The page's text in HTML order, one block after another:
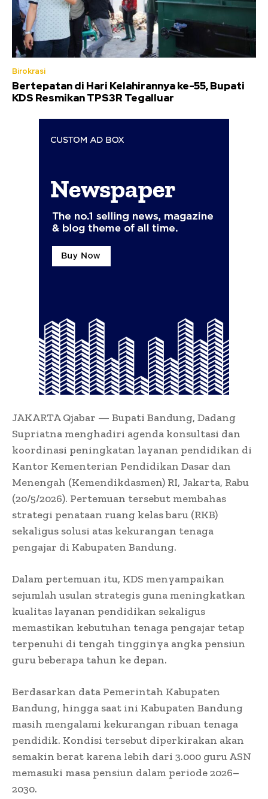
Birokrasi
Bertepatan di Hari Kelahirannya ke-55, Bupati
KDS Resmikan TPS3R Tegalluar
JAKARTA Qjabar — Bupati Bandung, Dadang
Supriatna menghadiri agenda konsultasi dan
koordinasi peningkatan layanan pendidikan di
Kantor Kementerian Pendidikan Dasar dan
Menengah (Kemendikdasmen) RI, Jakarta, Rabu
(20/5/2026). Pertemuan tersebut membahas
strategi penataan ruang kelas baru (RKB)
sekaligus solusi atas kekurangan tenaga
pengajar di Kabupaten Bandung.
Dalam pertemuan itu, KDS menyampaikan
sejumlah usulan strategis guna meningkatkan
kualitas layanan pendidikan sekaligus
memastikan kebutuhan tenaga pengajar tetap
terpenuhi di tengah tingginya angka pensiun
guru beberapa tahun ke depan.
Berdasarkan data Pemerintah Kabupaten
Bandung, hingga saat ini Kabupaten Bandung
masih mengalami kekurangan ribuan tenaga
pendidik. Kondisi tersebut diperkirakan akan
semakin berat karena lebih dari 3.000 guru ASN
memasuki masa pensiun dalam periode 2026–
2030.